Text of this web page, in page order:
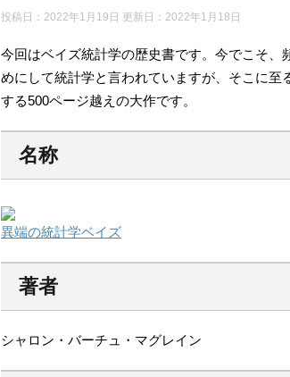
投稿日：2022年1月19日 更新日： 2022年1月18日
今回はベイズ統計学の歴史書です。今でこそ、
めにして統計学と言われていますが、そこに
する500ページ越えの大作です。
名称
異端の統計学ベイズ
著者
シャロン・バーチュ・マグレイン